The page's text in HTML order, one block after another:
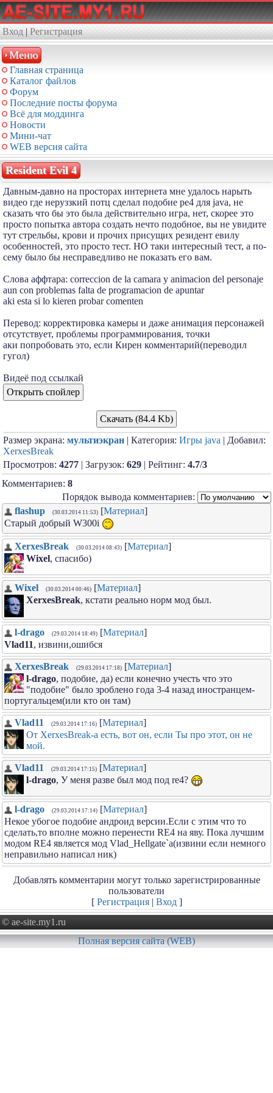
Вход | Регистрация
Меню
Главная страница
Каталог файлов
Форум
Последние посты форума
Всё для моддинга
Новости
Мини-чат
WEB версия сайта
Resident Evil 4
Давным-давно на просторах интернета мне удалось нарыть
видео где неруззкий потц сделал подобие ре4 для java, не
сказать что бы это была действительно игра, нет, скорее это
просто попытка автора создать нечто подобное, вы не увидите
тут стрельбы, крови и прочих присущих резидент евилу
особенностей, это просто тест. НО таки интересный тест, а по-
сему было бы несправедливо не показать его вам.
Слова аффтара: correccion de la camara y animacion del personaje
aun con problemas falta de programacion de apuntar
aki esta si lo kieren probar comenten
Перевод: корректировка камеры и даже анимация персонажей
отсутствует, проблемы программирования, точки
аки попробовать это, если Кирен комментарий(переводил
гугол)
Видеё под ссылкай
Скачать (84.4 Kb)
Размер экрана: мультиэкран | Категория: Игры java | Добавил:
XerxesBreak
Просмотров: 4277 | Загрузок: 629 | Рейтинг: 4.7/3
Комментариев: 8
Порядок вывода комментариев:
flashup
(30.03.2014 11:53) [Материал]
Старый добрый W300i
XerxesBreak (30.03.2014 08:43) [Материал]
Wixel, спасибо)
Wixel (30.03.2014 00:46) [Материал]
XerxesBreak, кстати реально норм мод был.
l-drago (29.03.2014 18:49) [Материал]
Vlad11, извини,ошибся
XerxesBreak (29.03.2014 17:18) [Материал]
l-drago, подобие, да) если конечно учесть что это
"подобие" было зроблено года 3-4 назад иностранцем-
португальцем(или кто он там)
Vlad11 (29.03.2014 17:16) [Материал]
От XerxesBreak-а есть, вот он, если Ты про этот, он не
мой.
Vlad11 (29.03.2014 17:15) [Материал]
l-drago, У меня разве был мод под re4?
l-drago (29.03.2014 17:14) [Материал]
Некое убогое подобие андроид версии.Если с этим что то
сделать,то вполне можно перенести RE4 на яву. Пока лучшим
модом RE4 является мод Vlad_Hellgate`а(извини если немного
неправильно написал ник)
Добавлять комментарии могут только зарегистрированные
пользователи
[ Регистрация| Вход]
© ae-site.my1.ru
Полная версия сайта (WEB)